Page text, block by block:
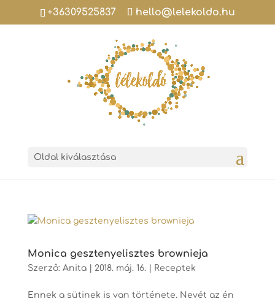
+36309525837 hello@lelekoldo.hu
Oldal kiválasztása
Monica gesztenyelisztes brownieja
Szerző: Anita| 2018. máj. 16.| Receptek
Ennek a sütinek is van története. Nevét az én